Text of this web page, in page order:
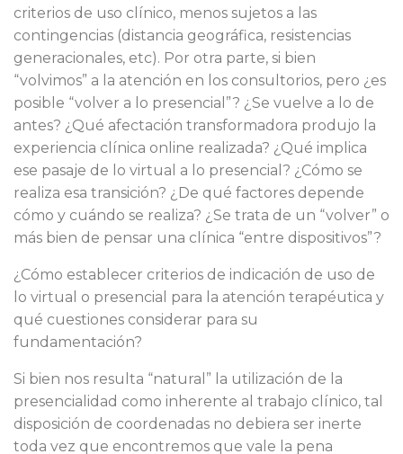
criterios de uso clínico, menos sujetos a las
contingencias (distancia geográfica, resistencias
generacionales, etc). Por otra parte, si bien
“volvimos” a la atención en los consultorios, pero ¿es
posible “volver a lo presencial”? ¿Se vuelve a lo de
antes? ¿Qué afectación transformadora produjo la
experiencia clínica online realizada? ¿Qué implica
ese pasaje de lo virtual a lo presencial? ¿Cómo se
realiza esa transición? ¿De qué factores depende
cómo y cuándo se realiza? ¿Se trata de un “volver” o
más bien de pensar una clínica “entre dispositivos”?
¿Cómo establecer criterios de indicación de uso de
lo virtual o presencial para la atención terapéutica y
qué cuestiones considerar para su
fundamentación?
Si bien nos resulta “natural” la utilización de la
presencialidad como inherente al trabajo clínico, tal
disposición de coordenadas no debiera ser inerte
toda vez que encontremos que vale la pena